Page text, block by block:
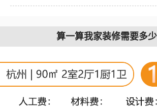
算一算我家装修需要多